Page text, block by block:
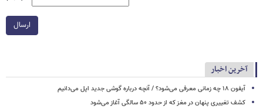
ارسال
آخرین اخبار
آیفون ۱۸ چه زمانی معرفی می‌شود؟ / آنچه درباره گوشی جدید اپل می‌دانیم
کشف تغییری پنهان در مغز که از حدود ۵۰ سالگی آغاز می‌شود